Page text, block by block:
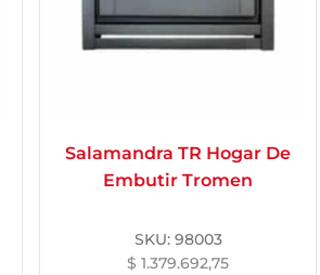
Salamandra TR Hogar De
Embutir Tromen
SKU: 98003
$ 1.379.692,75